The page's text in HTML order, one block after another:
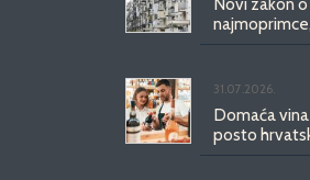
31.07.2026.
Domaća
posto